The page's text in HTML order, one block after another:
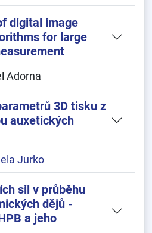
digital image
for large
Adorna
3D tisku z
auxetických
Jurko
sil v průběhu
dějů -
a jeho